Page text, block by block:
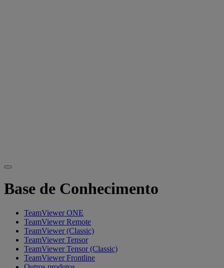
Base de Conhecimento
TeamViewer ONE
TeamViewer Remote
TeamViewer (Classic)
TeamViewer Tensor
TeamViewer Tensor (Classic)
TeamViewer Frontline